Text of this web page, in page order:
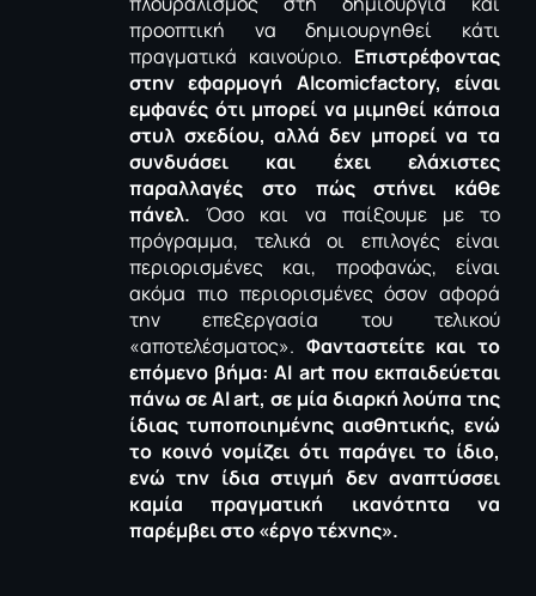
προοπτική να δημιουργηθεί κάτι
πραγματικά καινούριο. Επιστρέφοντας
στην εφαρμογή AIcomicfactory, είναι
εμφανές ότι μπορεί να μιμηθεί κάποια
στυλ σχεδίου, αλλά δεν μπορεί να τα
συνδυάσει και έχει ελάχιστες
παραλλαγές στο πώς στήνει κάθε
πάνελ. Όσο και να παίξουμε με το
πρόγραμμα, τελικά οι επιλογές είναι
περιορισμένες και, προφανώς, είναι
ακόμα πιο περιορισμένες όσον αφορά
την επεξεργασία του τελικού
«αποτελέσματος». Φανταστείτε και το
επόμενο βήμα: ΑΙ artπου εκπαιδεύεται
πάνω σε ΑΙart, σε μία διαρκή λούπα της
ίδιας τυποποιημένης αισθητικής, ενώ
το κοινό νομίζει ότι παράγει το ίδιο,
ενώ την ίδια στιγμή δεν αναπτύσσει
καμία πραγματική ικανότητα να
παρέμβει στο «έργο τέχνης».